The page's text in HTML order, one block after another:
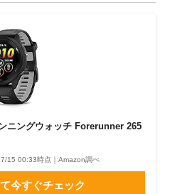
ニングウォッチ Forerunner 265
15 00:33時点｜Amazon調べ
今すぐチェック